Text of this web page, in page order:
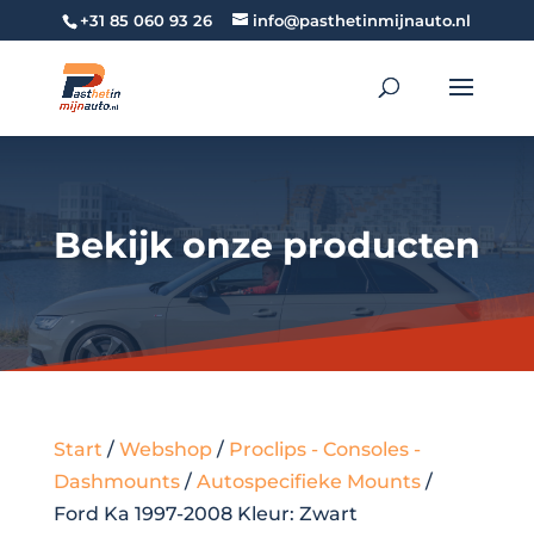
+31 85 060 93 26 info@pasthetinmijnauto.nl
Bekijk onze producten
Start / Webshop/ Proclips - Consoles -
Dashmounts/ Autospecifieke Mounts/
Ford Ka 1997-2008 Kleur: Zwart